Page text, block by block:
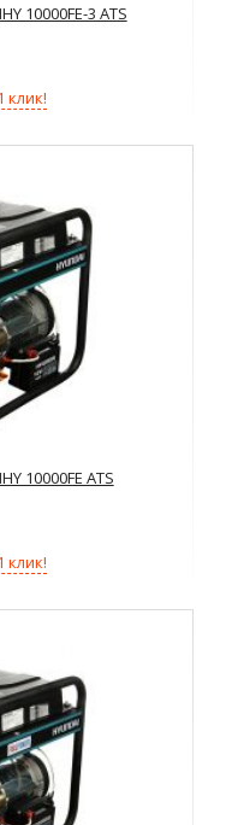
10000FE-3 ATS
клик!
10000FE ATS
клик!